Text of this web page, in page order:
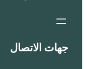
جهات الاتصال